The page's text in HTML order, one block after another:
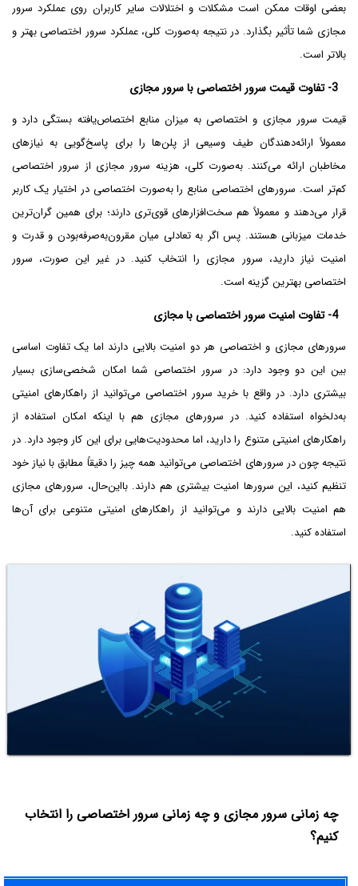
بعضی اوقات ممکن است مشکلات و اختلالات سایر کاربران روی عملکرد سرور
مجازی شما تأثیر بگذارد. در نتیجه به‌صورت کلی، عملکرد سرور اختصاصی بهتر و
بالاتر است.
3- تفاوت قیمت سرور اختصاصی با سرور مجازی
قیمت سرور مجازی و اختصاصی به میزان منابع اختصاص‌یافته بستگی دارد و
معمولاً ارائه‌دهندگان طیف وسیعی از پلن‌ها را برای پاسخ‌گویی به نیازهای
مخاطبان ارائه می‌کنند. به‌صورت کلی، هزینه سرور مجازی از سرور اختصاصی
کم‌تر است. سرورهای اختصاصی منابع را به‌صورت اختصاصی در اختیار یک کاربر
قرار می‌دهند و معمولاً هم سخت‌افزارهای قوی‌تری دارند؛ برای همین گران‌ترین
خدمات میزبانی هستند. پس اگر به تعادلی میان مقرون‌به‌صرفه‌بودن و قدرت و
امنیت نیاز دارید، سرور مجازی را انتخاب کنید. در غیر این صورت، سرور
اختصاصی بهترین گزینه است.
4- تفاوت امنیت سرور اختصاصی با مجازی
سرورهای مجازی و اختصاصی هر دو امنیت بالایی دارند اما یک تفاوت اساسی
بین این دو وجود دارد: در سرور اختصاصی شما امکان شخصی‌سازی بسیار
بیشتری دارد. در واقع با خرید سرور اختصاصی می‌توانید از راهکارهای امنیتی
به‌دلخواه استفاده کنید. در سرورهای مجازی هم با اینکه امکان استفاده از
راهکارهای امنیتی متنوع را دارید، اما محدودیت‌هایی برای این کار وجود دارد. در
نتیجه چون در سرورهای اختصاصی می‌توانید همه چیز را دقیقاً مطابق با نیاز خود
تنظیم کنید، این سرورها امنیت بیشتری هم دارند. بااین‌حال، سرورهای مجازی
هم امنیت بالایی دارند و می‌توانید از راهکارهای امنیتی متنوعی برای آن‌ها
استفاده کنید.
چه زمانی سرور مجازی و چه زمانی سرور اختصاصی را انتخاب
کنیم؟